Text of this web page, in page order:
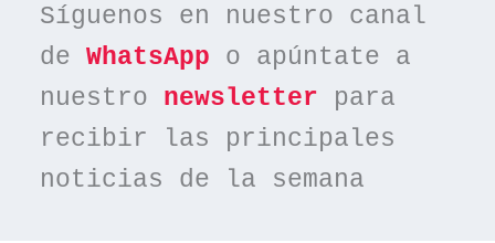
Síguenos en nuestro canal
de WhatsApp o apúntate a
nuestro newsletter para
recibir las principales
noticias de la semana